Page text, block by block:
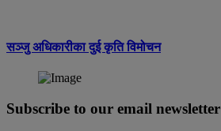
सञ्जु अधिकारीका दुई कृति विमोचन
Subscribe to our email newsletter